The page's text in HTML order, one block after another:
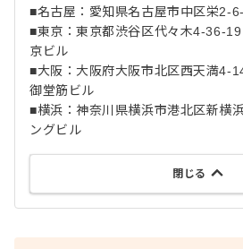
■名古屋：愛知県名古屋市中区栄2-
■東京：東京都渋谷区代々木4-36-
京ビル
■大阪：大阪府大阪市北区西天満4-
御堂筋ビル
■横浜：神奈川県横浜市港北区新横
ングビル
閉じる